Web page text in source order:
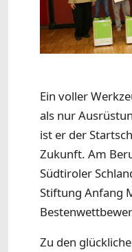
Ein voller
als nur
ist er der
Zukunft. Am
Südtiroler
Stiftung Anfang
Zu den